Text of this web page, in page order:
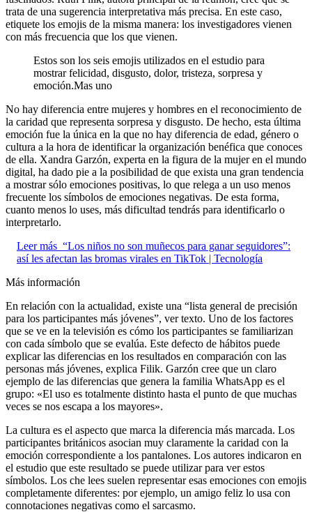
trata de una sugerencia interpretativa más precisa. En este caso,
etiquete los emojis de la misma manera: los investigadores vienen
con más frecuencia que los que vienen.
Estos son los seis emojis utilizados en el estudio para
mostrar felicidad, disgusto, dolor, tristeza, sorpresa y
emoción.Mas uno
No hay diferencia entre mujeres y hombres en el reconocimiento de
la caridad que representa sorpresa y disgusto. De hecho, esta última
emoción fue la única en la que no hay diferencia de edad, género o
cultura a la hora de identificar la organización benéfica que conoces
de ella. Xandra Garzón, experta en la figura de la mujer en el mundo
digital, ha dado pie a la posibilidad de que exista una gran tendencia
a mostrar sólo emociones positivas, lo que relega a un uso menos
frecuente los símbolos de emociones negativas. De esta forma,
cuanto menos lo uses, más dificultad tendrás para identificarlo o
interpretarlo.
Leer más “Los niños no son muñecos para ganar seguidores”:
así les afectan las bromas virales en TikTok | Tecnología
Más información
En relación con la actualidad, existe una “lista general de precisión
para los participantes más jóvenes”, ver texto. Uno de los factores
que se ve en la televisión es cómo los participantes se familiarizan
con cada símbolo que se evalúa. Este defecto de hábitos puede
explicar las diferencias en los resultados en comparación con las
personas más jóvenes, explica Filik. Garzón cree que un claro
ejemplo de las diferencias que genera la familia WhatsApp es el
grupo: «El uso es totalmente distinto hasta el punto de que muchas
veces se nos escapa a los mayores».
La cultura es el aspecto que marca la diferencia más marcada. Los
participantes británicos asocian muy claramente la caridad con la
emoción correspondiente a los pantalones. Los autores indicaron en
el estudio que este resultado se puede utilizar para ver estos
símbolos. Los che lees suelen representar esas emociones con emojis
completamente diferentes: por ejemplo, un amigo feliz lo usa con
connotaciones negativas como el sarcasmo.